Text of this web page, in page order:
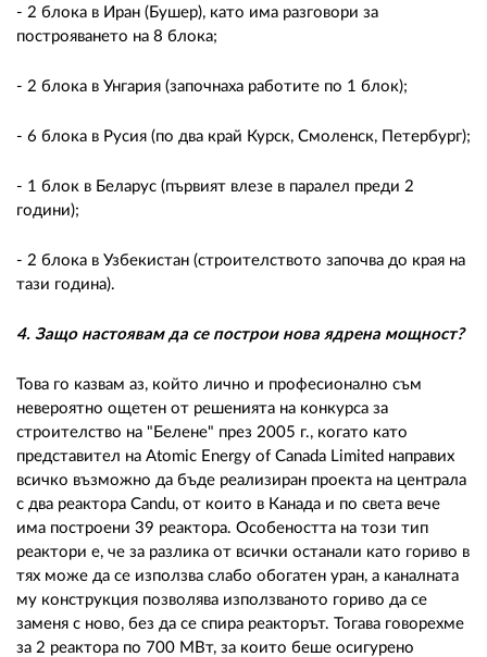
- 2 блока в Иран (Бушер), като има разговори за
построяването на 8 блока;
- 2 блока в Унгария (започнаха работите по 1 блок);
- 6 блока в Русия (по два край Курск, Смоленск, Петербург);
- 1 блок в Беларус (първият влезе в паралел преди 2
години);
- 2 блока в Узбекистан (строителството започва до края на
тази година).
4. Защо настоявам да се построи нова ядрена мощност?
Това го казвам аз, който лично и професионално съм
невероятно ощетен от решенията на конкурса за
строителство на "Белене" през 2005 г., когато като
представител на Atomic Energy of Canada Limited направих
всичко възможно да бъде реализиран проекта на централа
с два реактора Candu, от които в Канада и по света вече
има построени 39 реактора. Особеността на този тип
реактори е, че за разлика от всички останали като гориво в
тях може да се използва слабо обогатен уран, а каналната
му конструкция позволява използваното гориво да се
заменя с ново, без да се спира реакторът. Тогава говорехме
за 2 реактора по 700 МВт, за които беше осигурено